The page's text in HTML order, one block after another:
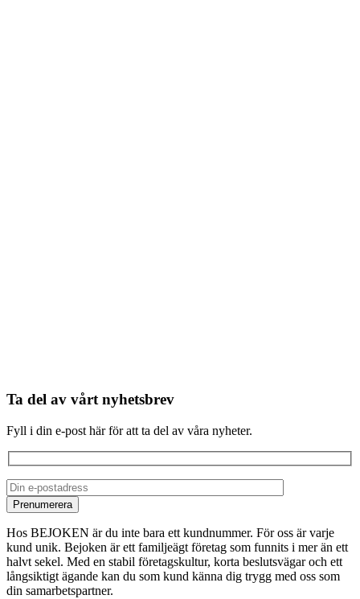
Ta del av vårt nyhetsbrev
Fyll i din e-post här för att ta del av våra nyheter.
Hos BEJOKEN är du inte bara ett kundnummer. För oss är varje
kund unik. Bejoken är ett familjeägt företag som funnits i mer än ett
halvt sekel. Med en stabil företagskultur, korta beslutsvägar och ett
långsiktigt ägande kan du som kund känna dig trygg med oss som
din samarbetspartner.